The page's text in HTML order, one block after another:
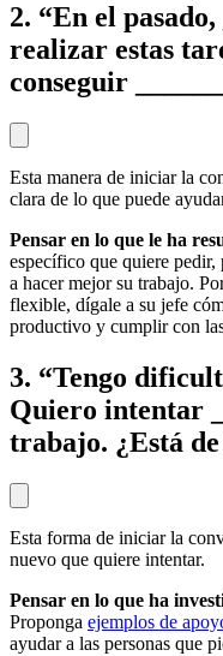
2. “En el
realizar estas
conseguir
Esta manera de iniciar la
clara de lo que puede
Pensar en lo que le ha
específico que quiere pedir,
a hacer mejor su trabajo.
flexible, dígale a su jefe
productivo y cumplir con
3. “Tengo
Quiero intentar
trabajo. ¿Está
Esta forma de iniciar la
nuevo que quiere intentar.
Pensar en lo que ha
Proponga ejemplos de
ayudar a las personas que